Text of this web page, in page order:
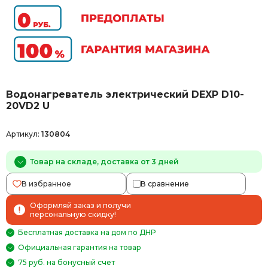
Водонагреватель электрический DEXP D10-
20VD2 U
Артикул: 130804
Товар на складе, доставка от 3 дней
В избранное В сравнение
Оформляй заказ и получи
персональную скидку!
Бесплатная доставка на дом по ДНР
Официальная гарантия на товар
75 руб. на бонусный счет